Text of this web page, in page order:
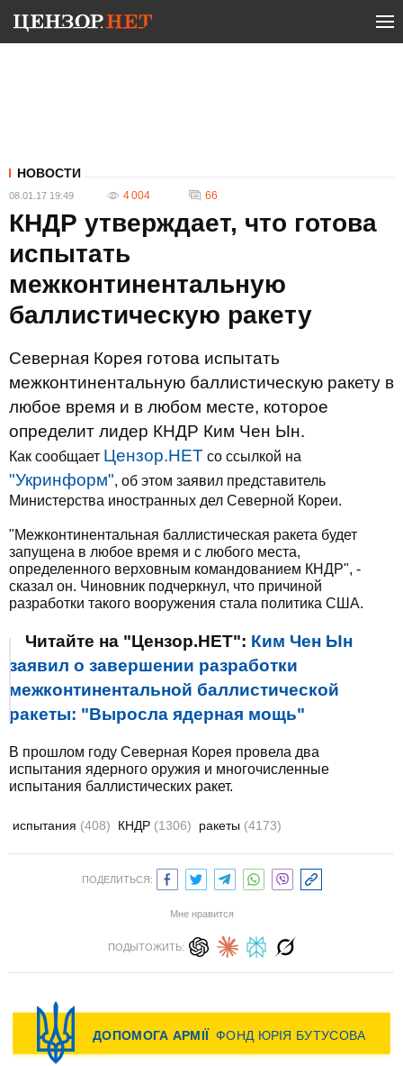
НОВОСТИ
08.01.17 19:49 4 004 66
КНДР утверждает, что готова
испытать
межконтинентальную
баллистическую ракету
Северная Корея готова испытать
межконтинентальную баллистическую ракету в
любое время и в любом месте, которое
определит лидер КНДР Ким Чен Ын.
Как сообщает Цензор.НЕТ со ссылкой на
"Укринформ", об этом заявил представитель
Министерства иностранных дел Северной Кореи.
"Межконтинентальная баллистическая ракета будет
запущена в любое время и с любого места,
определенного верховным командованием КНДР", -
сказал он. Чиновник подчеркнул, что причиной
разработки такого вооружения стала политика США.
Читайте на "Цензор.НЕТ": Ким Чен Ын
заявил о завершении разработки
межконтинентальной баллистической
ракеты: "Выросла ядерная мощь"
В прошлом году Северная Корея провела два
испытания ядерного оружия и многочисленные
испытания баллистических ракет.
испытания (408) КНДР (1306) ракеты (4173)
ПОДЕЛИТЬСЯ:
Мне нравится
ПОДЫТОЖИТЬ: